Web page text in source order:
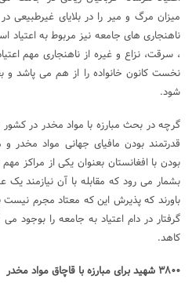
میزان مرگ و میر را در بلایای غیرطبیعی
ناهنجاری های جامعه نیز مربوط به اعتیاد
، سرقت، نزاع و غیره از ناهنجاری مهم
نخست کانون خانواده را از هم می پاشد
شود.
گرچه در بحث مبارزه با مواد مخدر در کشور
قدرتمند بودن مافیای جهانی مواد مخدر
بودن با افغانستان بعنوان یکی از مراکز
بشمار می رود که مقابله با آن نیازمند
باورند که پذیرش این که معتاد مجرم نیست
گرفتار در دام اعتیاد به جامعه را بوجود
کاهد.
۳۸۰۰ شهید برای مبارزه با قاچاق مواد مخدر